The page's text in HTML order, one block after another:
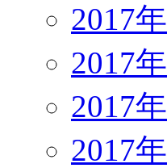
2017
2017
2017
2017